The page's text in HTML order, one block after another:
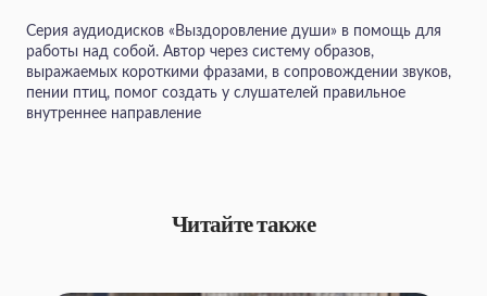
Серия аудиодисков «Выздоровление души» в помощь для
работы над собой. Автор через систему образов,
выражаемых короткими фразами, в сопровождении звуков,
пении птиц, помог создать у слушателей правильное
внутреннее направление
Читайте также